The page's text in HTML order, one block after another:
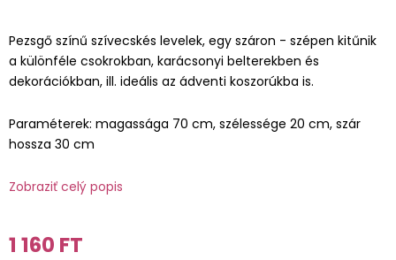
Pezsgő színű szívecskés levelek, egy száron - szépen kitűnik
a különféle csokrokban, karácsonyi belterekben és
dekorációkban, ill. ideális az ádventi koszorúkba is.
Paraméterek: magassága 70 cm, szélessége 20 cm, szár
hossza 30 cm
Zobraziť celý popis
1 160 FT